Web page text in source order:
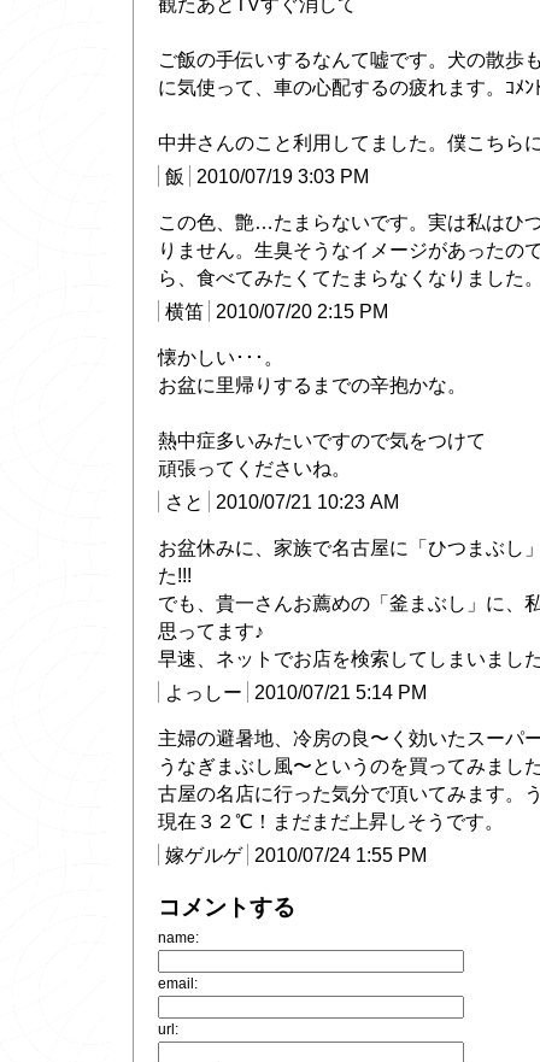
ご飯の手伝いするなんて嘘です。犬の散歩
に気使って、車の心配するの疲れます。ｺﾒ
中井さんのこと利用してました。僕こちら
飯
2010/07/19 3:03 PM
この色、艶…たまらないです。実は私はひ
りません。生臭そうなイメージがあったの
ら、食べてみたくてたまらなくなりました
横笛
2010/07/20 2:15 PM
懐かしい･･･。
お盆に里帰りするまでの辛抱かな。
熱中症多いみたいですので気をつけて
頑張ってくださいね。
さと
2010/07/21 10:23 AM
お盆休みに、家族で名古屋に「ひつまぶし
た!!!
でも、貴一さんお薦めの「釜まぶし」に、
思ってます♪
早速、ネットでお店を検索してしまいまし
よっしー
2010/07/21 5:14 PM
主婦の避暑地、冷房の良〜く効いたスーパ
うなぎまぶし風〜というのを買ってみまし
古屋の名店に行った気分で頂いてみます
現在３２℃！まだまだ上昇しそうです。
嫁ゲルゲ
2010/07/24 1:55 PM
コメントする
name:
email:
url: